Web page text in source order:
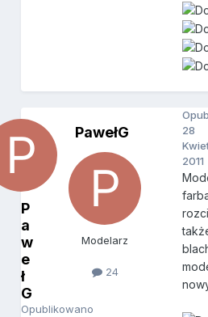
P
a
w
e
ł
G
Opublikowano
PawełG
Modelarz
24
28
2011